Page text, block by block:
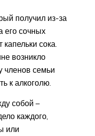
получил из-за
его сочных
сока.
возникло
членов семьи
к алкоголю.
собой –
каждого,
или